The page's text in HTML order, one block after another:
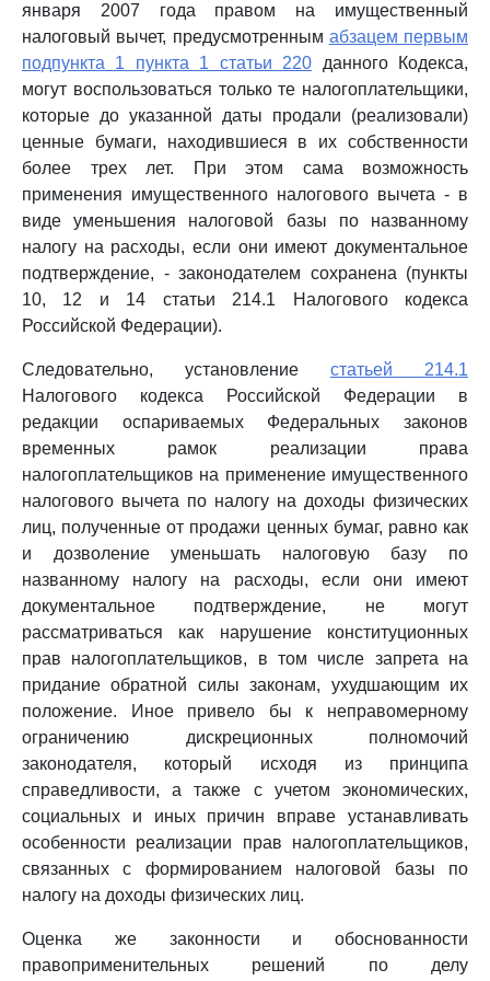
января 2007 года правом на имущественный
налоговый вычет, предусмотренным абзацем первым
подпункта 1 пункта 1 статьи 220 данного Кодекса,
могут воспользоваться только те налогоплательщики,
которые до указанной даты продали (реализовали)
ценные бумаги, находившиеся в их собственности
более трех лет. При этом сама возможность
применения имущественного налогового вычета - в
виде уменьшения налоговой базы по названному
налогу на расходы, если они имеют документальное
подтверждение, - законодателем сохранена (пункты
10, 12 и 14 статьи 214.1 Налогового кодекса
Российской Федерации).
Следовательно, установление статьей 214.1
Налогового кодекса Российской Федерации в
редакции оспариваемых Федеральных законов
временных рамок реализации права
налогоплательщиков на применение имущественного
налогового вычета по налогу на доходы физических
лиц, полученные от продажи ценных бумаг, равно как
и дозволение уменьшать налоговую базу по
названному налогу на расходы, если они имеют
документальное подтверждение, не могут
рассматриваться как нарушение конституционных
прав налогоплательщиков, в том числе запрета на
придание обратной силы законам, ухудшающим их
положение. Иное привело бы к неправомерному
ограничению дискреционных полномочий
законодателя, который исходя из принципа
справедливости, а также с учетом экономических,
социальных и иных причин вправе устанавливать
особенности реализации прав налогоплательщиков,
связанных с формированием налоговой базы по
налогу на доходы физических лиц.
Оценка же законности и обоснованности
правоприменительных решений по делу